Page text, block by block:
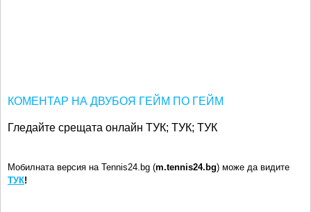
КОМЕНТАР НА ДВУБОЯ ГЕЙМ ПО ГЕЙМ
Гледайте срещата онлайн ТУК; ТУК; ТУК
Мобилната версия на Tennis24.bg (m.tennis24.bg) може да видите
ТУК!